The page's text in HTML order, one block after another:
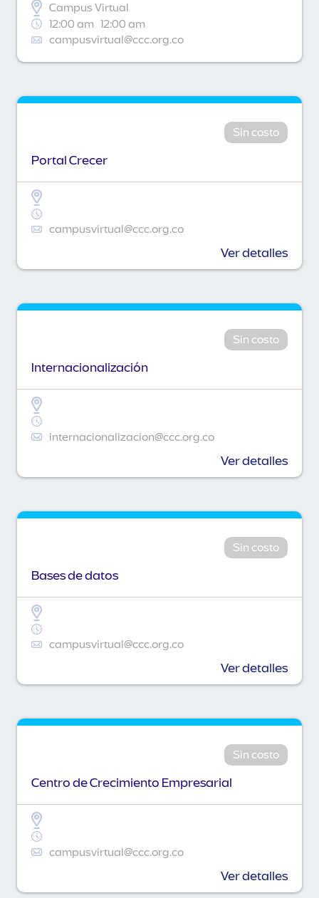
Campus Virtual
12:00 am 12:00 am
campusvirtual@ccc.org.co
Sin costo
Portal Crecer
campusvirtual@ccc.org.co
Ver detalles
Sin costo
Internacionalización
internacionalizacion@ccc.org.co
Ver detalles
Sin costo
Bases de datos
campusvirtual@ccc.org.co
Ver detalles
Sin costo
Centro de Crecimiento Empresarial
campusvirtual@ccc.org.co
Ver detalles